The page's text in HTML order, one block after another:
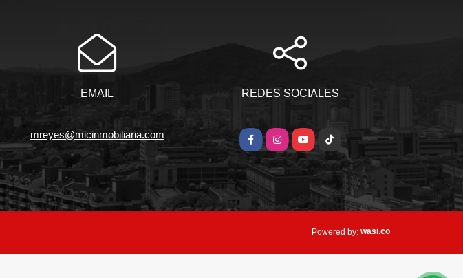
EMAIL
mreyes@micinmobiliaria.com
REDES SOCIALES
FacebookInstagramYouTubeTikTok
Powered by: wasi.co